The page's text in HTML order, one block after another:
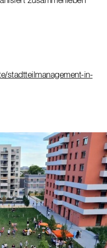
stadtteilmanagement-in-